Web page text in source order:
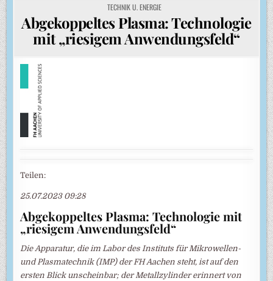
POSTED
IN
TECHNIK U. ENERGIE
Abgekoppeltes Plasma: Technologie
mit „riesigem Anwendungsfeld“
Teilen:
25.07.2023 09:28
Abgekoppeltes Plasma: Technologie mit
„riesigem Anwendungsfeld“
Die Apparatur, die im Labor des Instituts für Mikrowellen-
und Plasmatechnik (IMP) der FH Aachen steht, ist auf den
ersten Blick unscheinbar; der Metallzylinder erinnert von